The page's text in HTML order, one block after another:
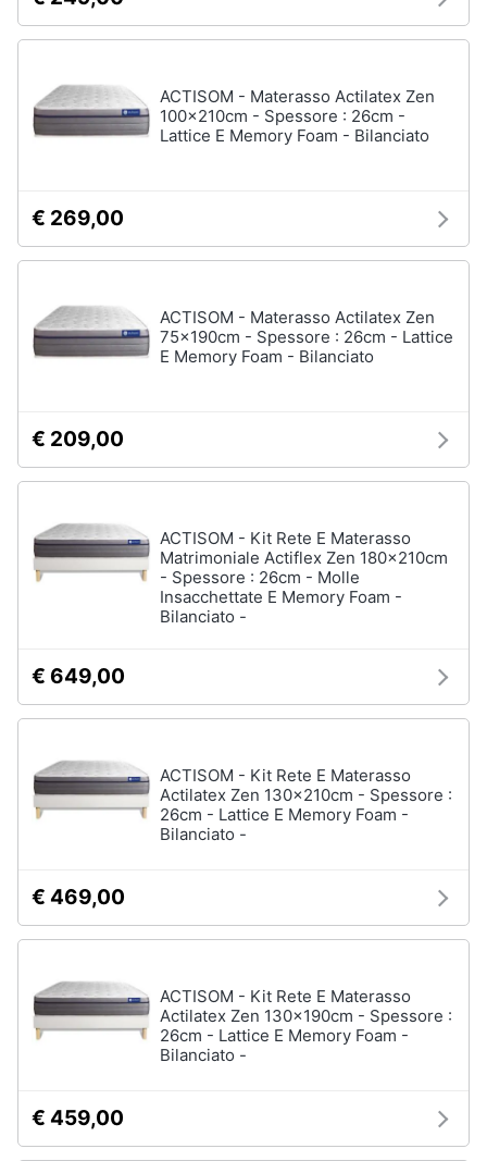
ACTISOM - Materasso Actilatex Zen
100x210cm - Spessore : 26cm -
Lattice E Memory Foam - Bilanciato
€ 269,00
ACTISOM - Materasso Actilatex Zen
75x190cm - Spessore : 26cm - Lattice
E Memory Foam - Bilanciato
€ 209,00
ACTISOM - Kit Rete E Materasso
Matrimoniale Actiflex Zen 180x210cm
- Spessore : 26cm - Molle
Insacchettate E Memory Foam -
Bilanciato -
€ 649,00
ACTISOM - Kit Rete E Materasso
Actilatex Zen 130x210cm - Spessore :
26cm - Lattice E Memory Foam -
Bilanciato -
€ 469,00
ACTISOM - Kit Rete E Materasso
Actilatex Zen 130x190cm - Spessore :
26cm - Lattice E Memory Foam -
Bilanciato -
€ 459,00